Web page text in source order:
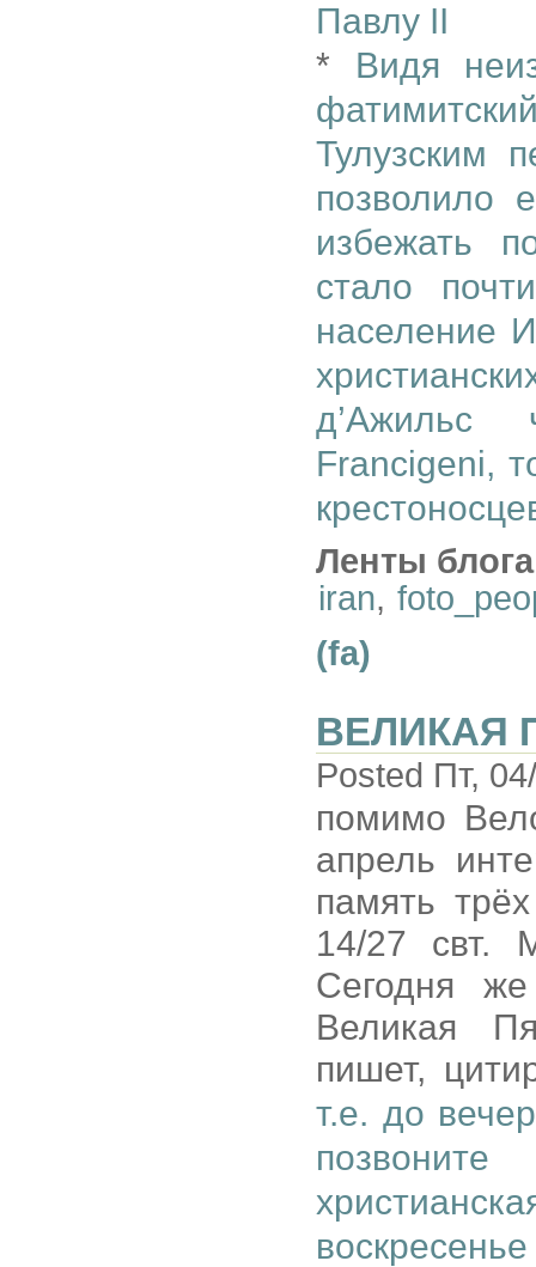
Павлу II
* Видя
Тулузским
позволило
избежать
стало
население
д’Ажильс
Francigeni,
Ленты
iran,
(fa)
ВЕЛИКАЯ
Posted Пт,
помимо
апрель
память
14/27 свт.
Сегодня
Великая
пишет,
т.е. до